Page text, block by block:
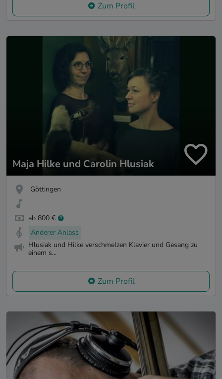
Zum Profil
Maja Hilke und Carolin Hlusiak
Göttingen
ab 800 €
Anderer Anlass
Hlusiak und Hilke verschmelzen Klavier und Gesang zu
einem s...
Zum Profil